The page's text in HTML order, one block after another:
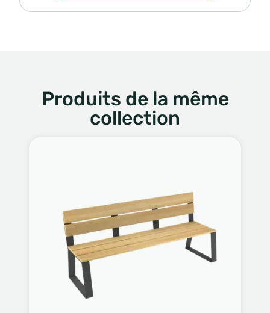
Produits de la même
collection